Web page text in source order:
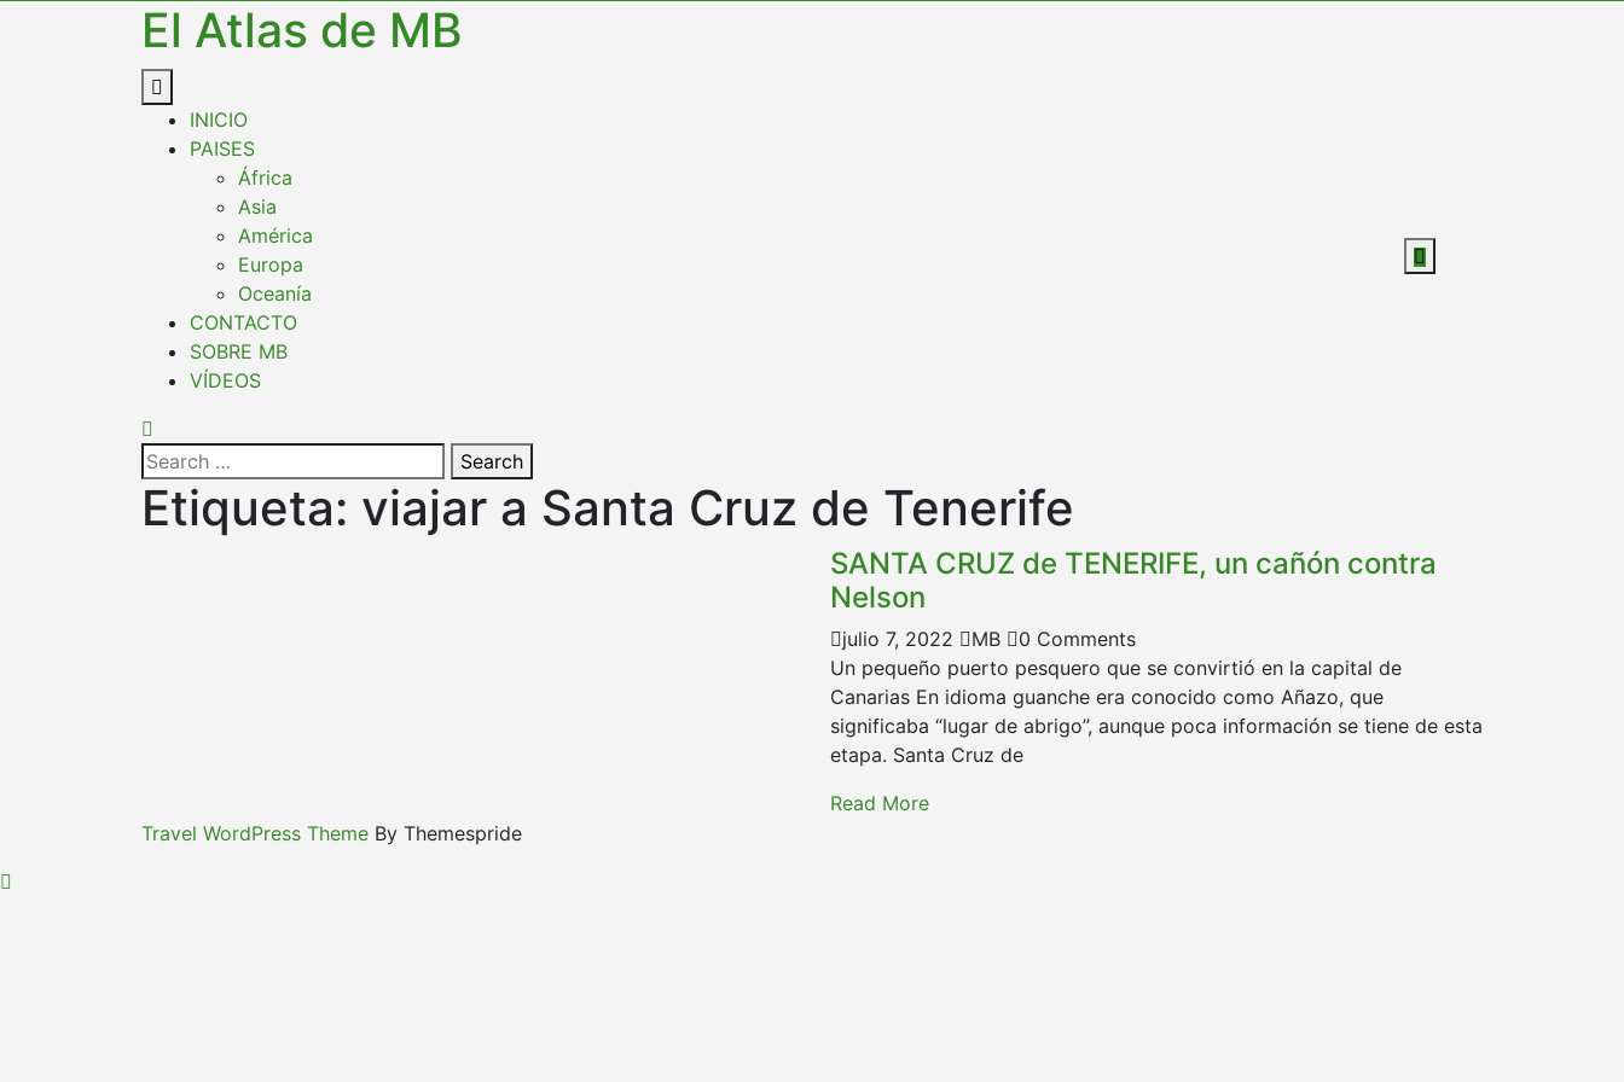
El Atlas de MB
INICIO
PAISES
África
Asia
América
Europa
Oceanía
CONTACTO
SOBRE MB
VÍDEOS
Search
Etiqueta: viajar a Santa Cruz de Tenerife
SANTA CRUZ de TENERIFE, un cañón contra
Nelson
julio 7, 2022 MB
0 Comments
Un pequeño puerto pesquero que se convirtió en la capital de
Canarias En idioma guanche era conocido como Añazo, que
significaba “lugar de abrigo”, aunque poca información se tiene de esta
etapa. Santa Cruz de
Read More
Travel WordPress Theme By Themespride